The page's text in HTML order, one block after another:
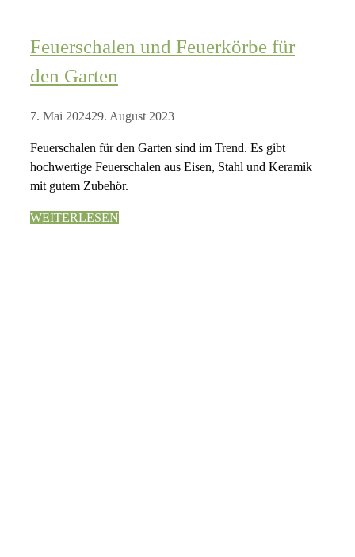
Feuerschalen und Feuerkörbe für
den Garten
7. Mai 202429. August 2023
Feuerschalen für den Garten sind im Trend. Es gibt
hochwertige Feuerschalen aus Eisen, Stahl und Keramik
mit gutem Zubehör.
WEITERLESEN